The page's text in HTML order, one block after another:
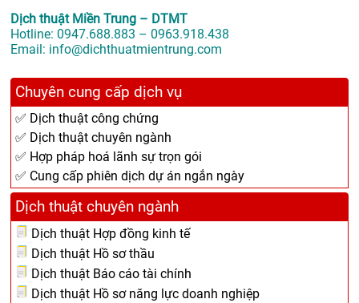
Dịch thuật Miền Trung – DTMT
Hotline: 0947.688.883 – 0963.918.438
Email: info@dichthuatmientrung.com
Chuyên cung cấp dịch vụ
✅ Dịch thuật công chứng
✅ Dịch thuật chuyên ngành
✅ Hợp pháp hoá lãnh sự trọn gói
✅ Cung cấp phiên dịch dự án ngắn ngày
Dịch thuật chuyên ngành
Dịch thuật Hợp đồng kinh tế
Dịch thuật Hồ sơ thầu
Dịch thuật Báo cáo tài chính
Dịch thuật Hồ sơ năng lực doanh nghiệp